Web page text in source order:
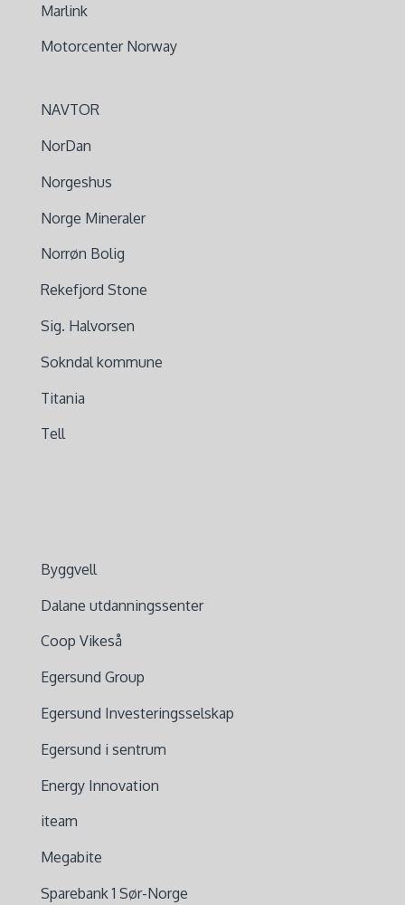
Marlink
Motorcenter Norway
NAVTOR
NorDan
Norgeshus
Norge Mineraler
Norrøn Bolig
Rekefjord Stone
Sig. Halvorsen
Sokndal kommune
Titania
Tell
Byggvell
Dalane utdanningssenter
Coop Vikeså
Egersund Group
Egersund Investeringsselskap
Egersund i sentrum
Energy Innovation
iteam
Megabite
Sparebank 1 Sør-Norge